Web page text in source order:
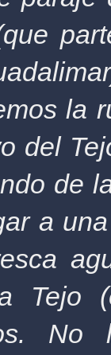
la
del
de
a
Tejo